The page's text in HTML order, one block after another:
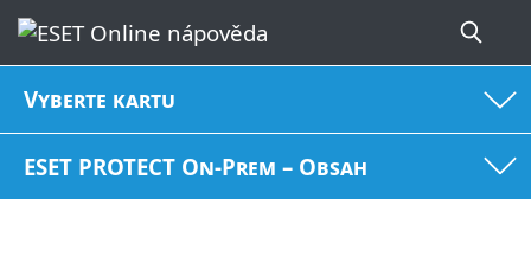
Vyberte kartu
ESET PROTECT On-Prem – Obsah